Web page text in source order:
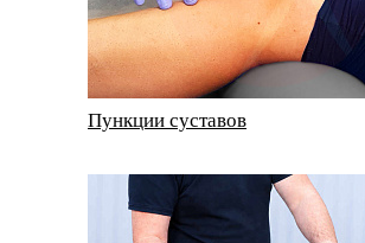
Пункции суставов